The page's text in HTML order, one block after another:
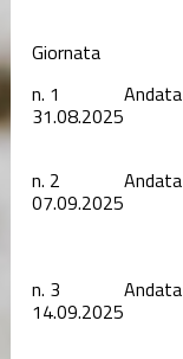
Giornata
n. 1
31.08.2025
Andata
n. 2
07.09.2025
Andata
n. 3
14.09.2025
Andata